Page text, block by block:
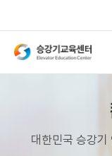
대한민국 승강기